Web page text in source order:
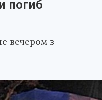
погиб
вечером в